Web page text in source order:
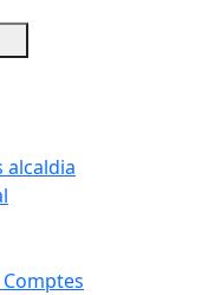
alcaldia